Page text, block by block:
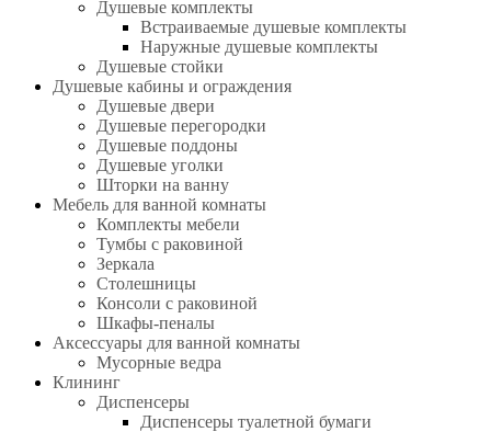
Душевые комплекты
Встраиваемые душевые комплекты
Наружные душевые комплекты
Душевые стойки
Душевые кабины и ограждения
Душевые двери
Душевые перегородки
Душевые поддоны
Душевые уголки
Шторки на ванну
Мебель для ванной комнаты
Комплекты мебели
Тумбы с раковиной
Зеркала
Столешницы
Консоли с раковиной
Шкафы-пеналы
Аксессуары для ванной комнаты
Мусорные ведра
Клининг
Диспенсеры
Диспенсеры туалетной бумаги